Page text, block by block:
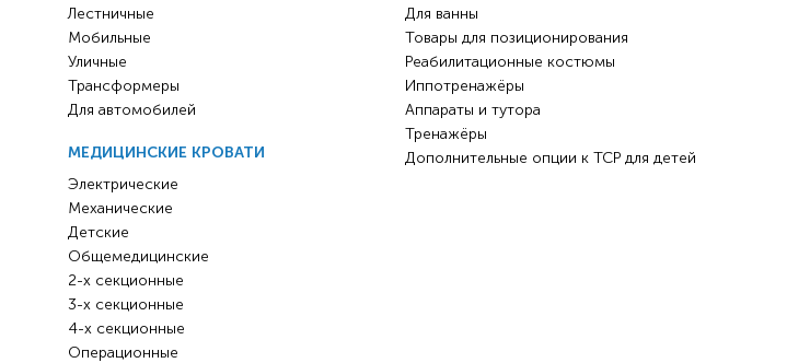
Лестничные
Мобильные
Уличные
Трансформеры
Для автомобилей
МЕДИЦИНСКИЕ КРОВАТИ
Электрические
Механические
Детские
Общемедицинские
2-х секционные
3-х секционные
4-х секционные
Операционные
Для ванны
Товары для позиционирования
Реабилитационные костюмы
Иппотренажёры
Аппараты и тутора
Тренажёры
Дополнительные опции к ТСР для детей